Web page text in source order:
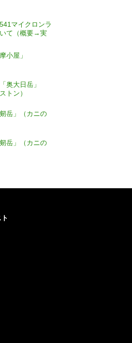
マイクロンラ
て（概要→実
小屋」
奥大日岳」
トン）
岳」（カニの
岳」（カニの